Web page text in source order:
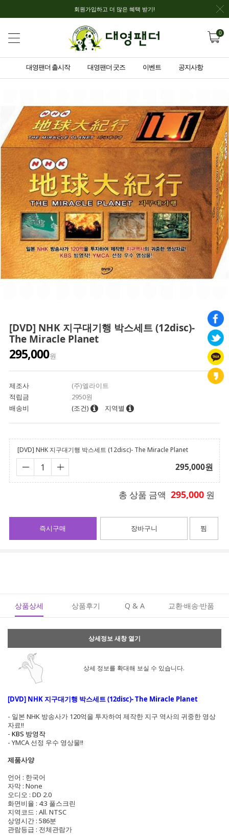
회원가입하고 더 많은 혜택 받기!
0
대영팬더 출시작 대영팬더 굿즈 이벤트 공지사항
[DVD] NHK 지구대기행 박스세트 (12disc)-
The Miracle Planet
295,000원
제조사
(주)엘라이트
적립금
2950원
배송비
(조건) 지역별
[DVD] NHK 지구대기행 박스세트 (12disc)- The Miracle Planet
295,000원
총 상품 금액 295,000 원
장바구니
즉시구매 찜
상품상세 상품후기 Q & A 교환·배송·반품
상세정보 새창 열기
상세 정보를 확대해 보실 수 있습니다.
[DVD] NHK 지구대기행 박스세트 (12disc)- The Miracle Planet
- 일본 NHK 방송사가 120억을 투자하여 제작한 지구 역사의 귀중한 영상
자료!!
- KBS 방영작
- YMCA 선정 우수 영상물!!
제품사양
언어 : 한국어
자막 : None
오디오 : DD 2.0
화면비율 : 4:3 풀스크린
지역코드 : All. NTSC
상영시간 : 586분
관람등급 : 전체관람가